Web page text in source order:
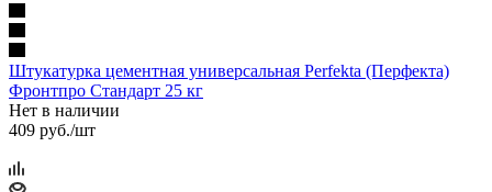
Штукатурка цементная универсальная Perfekta (Перфекта)
Фронтпро Стандарт 25 кг
Нет в наличии
409 руб./шт